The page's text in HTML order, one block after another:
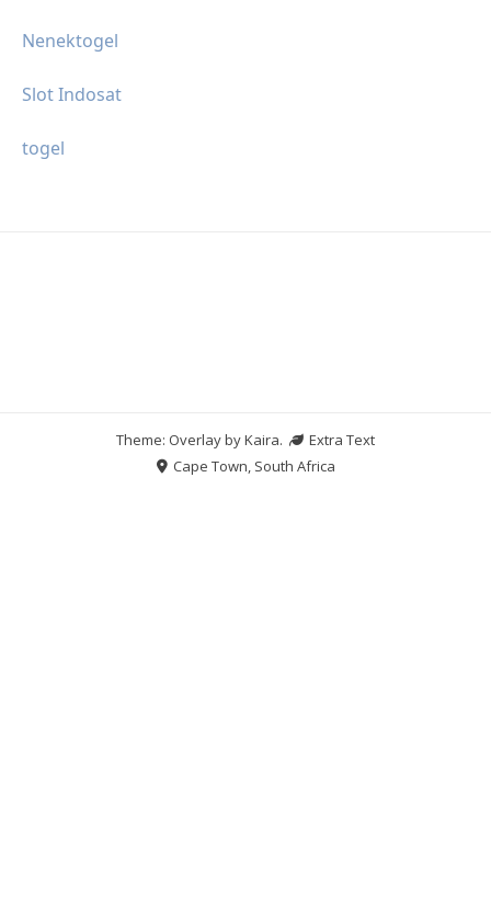
Nenektogel
Slot Indosat
togel
Theme: Overlay byKaira.
Extra Text
Cape Town, South Africa